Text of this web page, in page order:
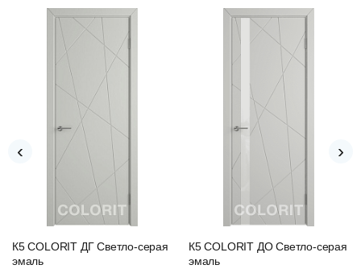
К5 COLORIT ДГ Светло-серая
эмаль
К5 COLORIT ДО Светло-серая
эмаль
‹ ›